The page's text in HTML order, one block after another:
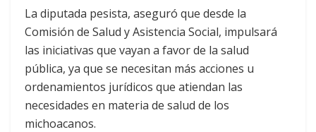
La diputada pesista, aseguró que desde la
Comisión de Salud y Asistencia Social, impulsará
las iniciativas que vayan a favor de la salud
pública, ya que se necesitan más acciones u
ordenamientos jurídicos que atiendan las
necesidades en materia de salud de los
michoacanos.